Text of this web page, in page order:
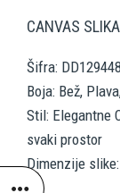
CANVAS
Šifra: DD129448
Boja: Bež,
Stil: Elegantne
svaki prostor
Dimenzije